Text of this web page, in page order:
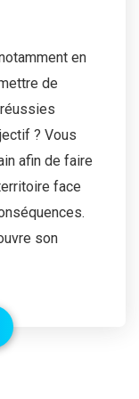
en
de
? Vous
afin de faire
face
son